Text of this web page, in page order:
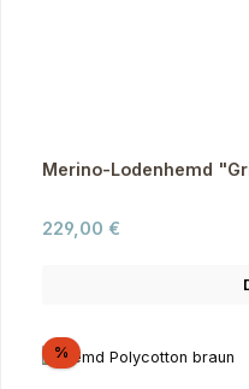
Merino-Lodenhemd
Regulärer Preis:
229,00 €
%Rabatt